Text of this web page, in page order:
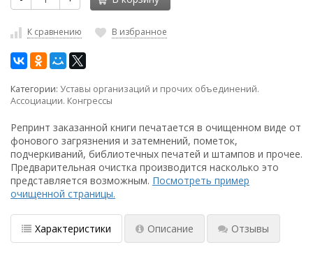
К сравнению В избранное
Категории: Уставы организаций и прочих объединений.
Ассоциации. Конгрессы
Репринт заказанной книги печатается в очищенном виде от
фонового загрязнения и затемнений, пометок,
подчеркиваний, библиотечных печатей и штампов и прочее.
Предварительная очистка производится насколько это
представляется возможным. Посмотреть пример
очищенной страницы.
Характеристики Описание Отзывы